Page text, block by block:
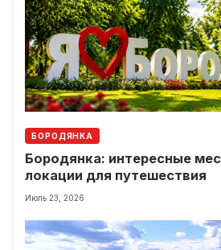
БОРОДЯНКА
Бородянка: интересные
локации для путешествия
Июль 23, 2026